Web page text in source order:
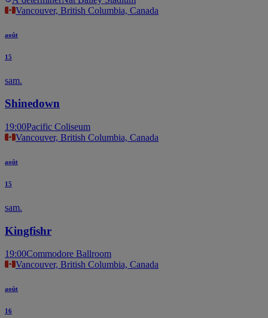
Vancouver, British Columbia, Canada
août
15
sam.
Shinedown
19:00Pacific Coliseum
Vancouver, British Columbia, Canada
août
15
sam.
Kingfishr
19:00Commodore Ballroom
Vancouver, British Columbia, Canada
août
16